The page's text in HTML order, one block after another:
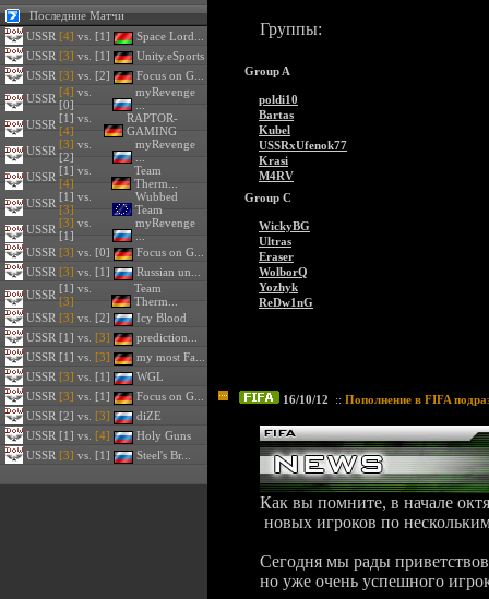
Последние Матчи
USSR [4] vs. [1]
Space Lord...
USSR [3] vs. [1]
Unity.eSports
USSR [3] vs. [2]
Focus on G...
USSR [4] vs.
[0]
myRevenge
USSR [1] vs.
[4]
RAPTOR-
GAMING
USSR [3] vs.
[2]
myRevenge
USSR [1] vs.
[4]
Team
Therm...
USSR [1] vs.
[3]
Wubbed
Team
USSR [3] vs.
[1]
myRevenge
USSR [3] vs. [0]
Focus on G...
USSR [3] vs. [1]
Russian un...
USSR [1] vs.
[3]
Team
Therm...
USSR [3] vs. [2]
Icy Blood
USSR [1] vs. [3]
prediction...
USSR [1] vs. [3]
my most Fa...
USSR [3] vs. [1]
WGL
USSR [3] vs. [1]
Focus on G...
USSR [2] vs. [3]
diZE
USSR [1] vs. [4]
Holy Guns
USSR [3] vs. [1] Steel's Br...
Группы:
Group A
poldi10
Bartas
Kubel
USSRxUfenok77
Krasi
M4RV
Group C
WickyBG
Ultras
Eraser
WolborQ
Yozhyk
ReDw1nG
16/10/12 :: Пополнение в FIFA
Как вы помните, в начале
новых игроков по
Сегодня мы рады
но уже очень успешного